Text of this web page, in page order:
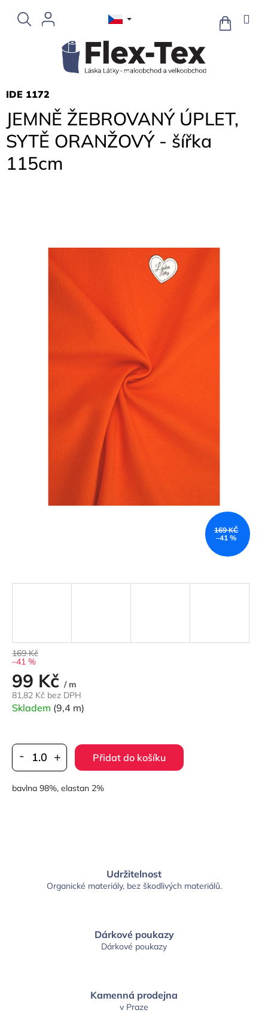
obsah
NÁKUPNÍ
KOŠÍK
JEMNĚ ŽEBROVANÝ ÚPLET,
SYTĚ ORANŽOVÝ - šířka
115cm
IDE 1172
169 KČ
–41 %
169 Kč
–41 %
99 Kč / m
81,82 Kč bez DPH
Měrná
cena:
Skladem (9,4 m)
Přidat do košíku
bavlna 98%, elastan 2%
Udržitelnost
Organické materiály, bez škodlivých materiálů.
Dárkové poukazy
Dárkové poukazy
Kamenná prodejna
v Praze